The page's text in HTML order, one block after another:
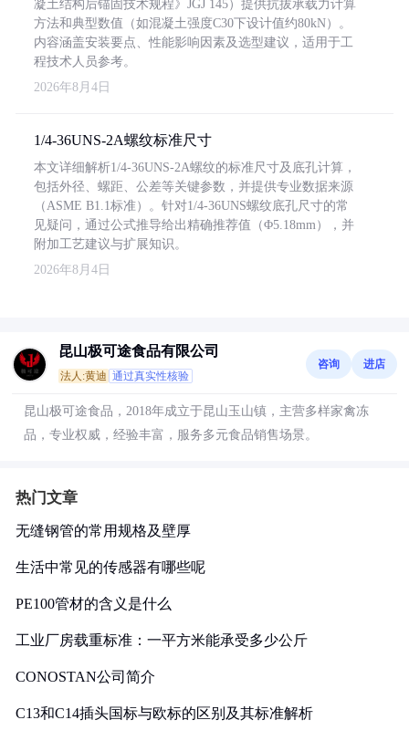
凝土结构后锚固技术规程》JGJ 145）提供抗拔承载力计算
方法和典型数值（如混凝土强度C30下设计值约80kN）。
内容涵盖安装要点、性能影响因素及选型建议，适用于工
程技术人员参考。
2026年8月4日
1/4-36UNS-2A螺纹标准尺寸
本文详细解析1/4-36UNS-2A螺纹的标准尺寸及底孔计算，
包括外径、螺距、公差等关键参数，并提供专业数据来源
（ASME B1.1标准）。针对1/4-36UNS螺纹底孔尺寸的常
见疑问，通过公式推导给出精确推荐值（Φ5.18mm），并
附加工艺建议与扩展知识。
2026年8月4日
昆山极可途食品有限公司
法人:黄迪 通过真实性核验
咨询 进店
昆山极可途食品，2018年成立于昆山玉山镇，主营多样家禽冻
品，专业权威，经验丰富，服务多元食品销售场景。
热门文章
无缝钢管的常用规格及壁厚
生活中常见的传感器有哪些呢
PE100管材的含义是什么
工业厂房载重标准：一平方米能承受多少公斤
CONOSTAN公司简介
C13和C14插头国标与欧标的区别及其标准解析